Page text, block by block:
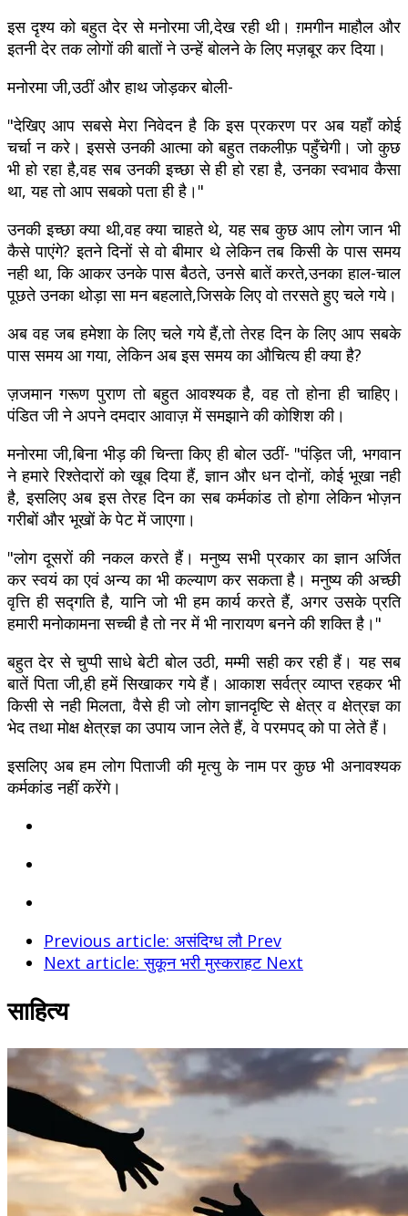
इस दृश्य को बहुत देर से मनोरमा जी,देख रही थी। ग़मगीन माहौल और
इतनी देर तक लोगों की बातों ने उन्हें बोलने के लिए मज़बूर कर दिया।
मनोरमा जी,उठीं और हाथ जोड़कर बोली-
"देखिए आप सबसे मेरा निवेदन है कि इस प्रकरण पर अब यहाँ कोई
चर्चा न करे। इससे उनकी आत्मा को बहुत तकलीफ़ पहुँचेगी। जो कुछ
भी हो रहा है,वह सब उनकी इच्छा से ही हो रहा है, उनका स्वभाव कैसा
था, यह तो आप सबको पता ही है।"
उनकी इच्छा क्या थी,वह क्या चाहते थे, यह सब कुछ आप लोग जान भी
कैसे पाएंगे? इतने दिनों से वो बीमार थे लेकिन तब किसी के पास समय
नही था, कि आकर उनके पास बैठते, उनसे बातें करते,उनका हाल-चाल
पूछते उनका थोड़ा सा मन बहलाते,जिसके लिए वो तरसते हुए चले गये।
अब वह जब हमेशा के लिए चले गये हैं,तो तेरह दिन के लिए आप सबके
पास समय आ गया, लेकिन अब इस समय का औचित्य ही क्या है?
ज़जमान गरूण पुराण तो बहुत आवश्यक है, वह तो होना ही चाहिए।
पंडित जी ने अपने दमदार आवाज़ में समझाने की कोशिश की।
मनोरमा जी,बिना भीड़ की चिन्ता किए ही बोल उठीं- "पंड़ित जी, भगवान
ने हमारे रिश्तेदारों को खूब दिया हैं, ज्ञान और धन दोनों, कोई भूखा नही
है, इसलिए अब इस तेरह दिन का सब कर्मकांड तो होगा लेकिन भोज़न
गरीबों और भूखों के पेट में जाएगा।
"लोग दूसरों की नकल करते हैं। मनुष्य सभी प्रकार का ज्ञान अर्जित
कर स्वयं का एवं अन्य का भी कल्याण कर सकता है। मनुष्य की अच्छी
वृत्ति ही सद्गति है, यानि जो भी हम कार्य करते हैं, अगर उसके प्रति
हमारी मनोकामना सच्ची है तो नर में भी नारायण बनने की शक्ति है।"
बहुत देर से चुप्पी साधे बेटी बोल उठी, मम्मी सही कर रही हैं। यह सब
बातें पिता जी,ही हमें सिखाकर गये हैं। आकाश सर्वत्र व्याप्त रहकर भी
किसी से नही मिलता, वैसे ही जो लोग ज्ञानदृष्टि से क्षेत्र व क्षेत्रज्ञ का
भेद तथा मोक्ष क्षेत्रज्ञ का उपाय जान लेते हैं, वे परमपद् को पा लेते हैं।
इसलिए अब हम लोग पिताजी की मृत्यु के नाम पर कुछ भी अनावश्यक
कर्मकांड नहीं करेंगे।
Previous article: असंदिग्ध लौ Prev
Next article: सुकून भरी मुस्कराहट Next
साहित्य